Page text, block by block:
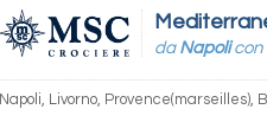
da Napolicon
Napoli, Livorno, Provence(marseilles),